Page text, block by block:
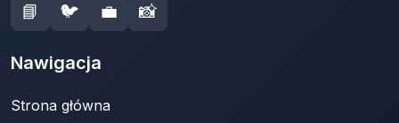
📘 🐦 💼 📸
Nawigacja
Strona główna